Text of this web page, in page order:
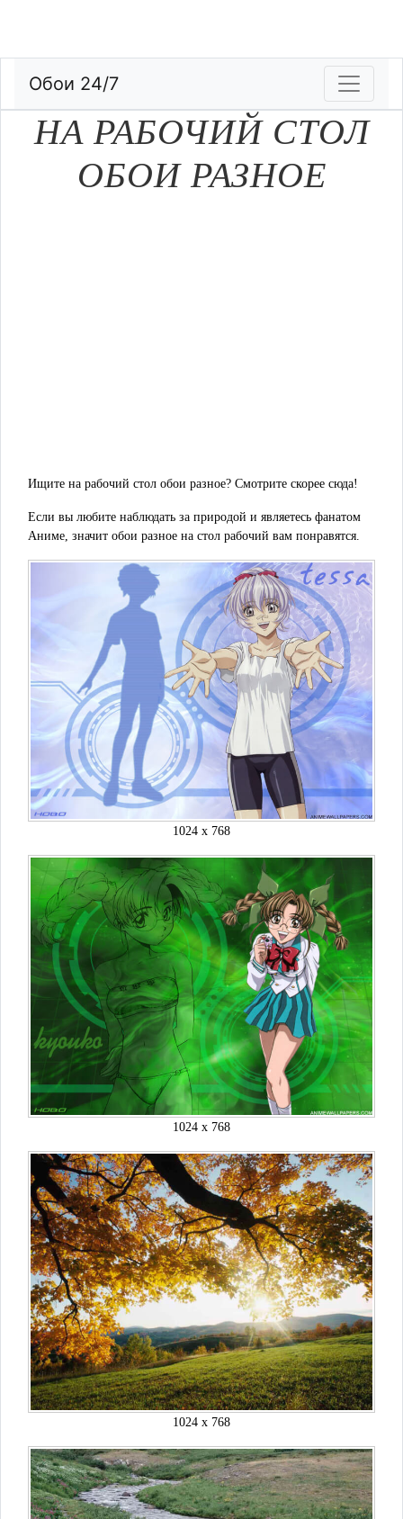
Обои 24/7
НА РАБОЧИЙ СТОЛ
ОБОИ РАЗНОЕ
Ищите на рабочий стол обои разное? Смотрите скорее сюда!
Если вы любите наблюдать за природой и являетесь фанатом
Аниме, значит обои разное на стол рабочий вам понравятся.
1024 x 768
1024 x 768
1024 x 768